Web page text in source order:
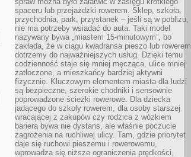
spaceru lub przejażdżki rowerem. Sklep, szkoła,
przychodnia, park, przystanek – jeśli są w pobliżu,
nie ma potrzeby wsiadać do auta. Taki model
nazywany bywa „miastem 15-minutowym”, bo
zakłada, że w ciągu kwadransa pieszo lub rowerem
dotrzemy do najważniejszych usług. Dzięki temu
codzienność staje się mniej męcząca, ulice mniej
zatłoczone, a mieszkańcy bardziej aktywni
fizycznie. Kluczowym elementem miasta dla ludzi
są bezpieczne, szerokie chodniki i sensownie
poprowadzone ścieżki rowerowe. Dla dziecka
jadącego do szkoły rowerem, dla osoby starszej
wracającej z zakupów czy rodzica z wózkiem
barierą bywa nie dystans, ale właśnie poczucie
zagrożenia na ruchliwej ulicy. Tam, gdzie priorytet
daje się ruchowi pieszemu i rowerowemu,
wprowadza się niższe ograniczenia prędkości,